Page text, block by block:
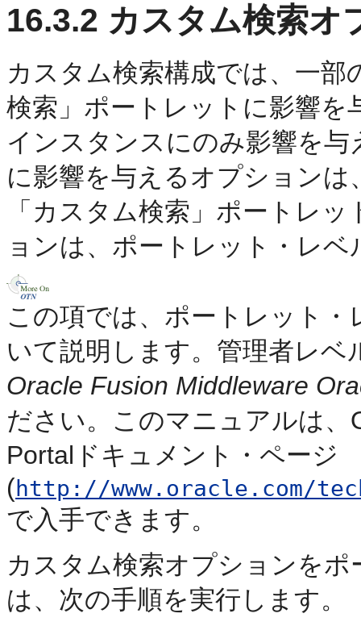
16.3.2 カスタム検索オ
カスタム検索構成では、一
検索」ポートレットに影響を
インスタンスにのみ影響を
に影響を与えるオプション
「カスタム検索」ポートレ
ョンは、ポートレット・レ
この項では、ポートレット
いて説明します。管理者レ
Oracle Fusion Middleware
ださい。このマニュアルは、
Portalドキュメント・ページ
(http://www.oracle.com/
で入手できます。
カスタム検索オプションを
は、次の手順を実行します。